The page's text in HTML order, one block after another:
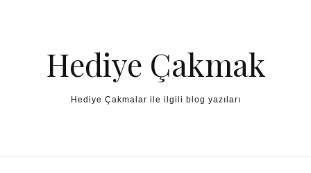
Hediye Çakmak
Hediye Çakmalar ile ilgili blog yazıları